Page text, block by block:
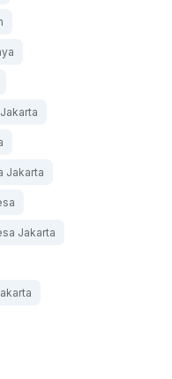
Jakarta
Jakarta